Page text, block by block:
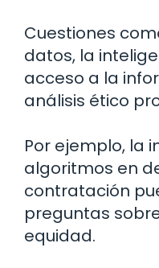
Cuestiones
datos, la
acceso a la
análisis ético
Por ejemplo, la
algoritmos en
contratación
preguntas
equidad.